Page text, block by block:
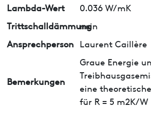
Lambda-Wert
0.036 W/mK
Trittschalldämmung
nein
Ansprechperson Laurent Caillère
Bemerkungen
Graue Energie
eine
für R = 5 m2K/W